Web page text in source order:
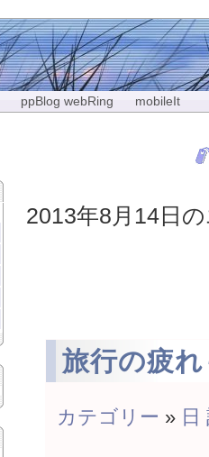
ppBlog webRing mobileIt
2013年8月14日
旅行の疲
カテゴリー » 日